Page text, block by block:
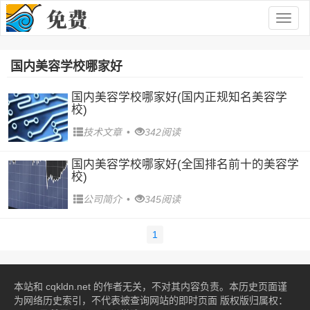
国内美容学校哪家好
国内美容学校哪家好(国内正规知名美容学
校)
技术文章 • 342阅读
国内美容学校哪家好(全国排名前十的美容学
校)
公司简介 • 345阅读
1
本站和 cqkldn.net 的作者无关，不对其内容负责。本历史页面谨
为网络历史索引，不代表被查询网站的即时页面 版权版归属权：